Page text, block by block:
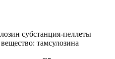
субстанция-пеллеты
тамсулозина